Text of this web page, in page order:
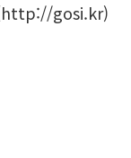
(http://gosi.kr)